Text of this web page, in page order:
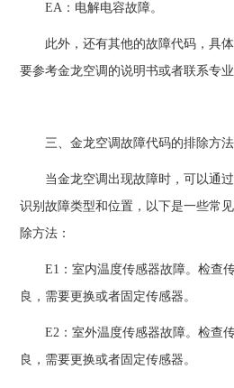
EA：电解电容故障。
此外，还有其他的故障代码，具体
要参考金龙空调的说明书或者联系专
三、金龙空调故障代码的排除方法
当金龙空调出现故障时，可以通过
识别故障类型和位置，以下是一些常
除方法：
E1：室内温度传感器故障。检查传
良，需要更换或者固定传感器。
E2：室外温度传感器故障。检查传
良，需要更换或者固定传感器。